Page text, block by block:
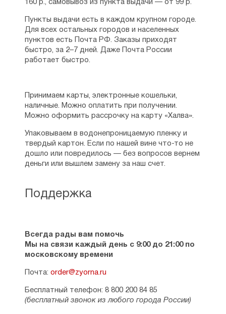
Поддержка
Всегда рады вам помочь
Мы на связи каждый день с 9:00 до 21:00 по
московскому времени
Почта: order@zyorna.ru
Бесплатный телефон: 8 800 200 84 85
(бесплатный звонок из любого города России)
160 р., самовывоз из пункта выдачи — от 99 р.
Пункты выдачи есть в каждом крупном городе.
Для всех остальных городов и населенных
пунктов есть Почта РФ. Заказы приходят
быстро, за 2–7 дней. Даже Почта России
работает быстро.
Принимаем карты, электронные кошельки,
наличные. Можно оплатить при получении.
Можно оформить рассрочку на карту «Халва».
Упаковываем в водонепроницаемую пленку и
твердый картон. Если по нашей вине что-то не
дошло или повредилось — без вопросов вернем
деньги или вышлем замену за наш счет.